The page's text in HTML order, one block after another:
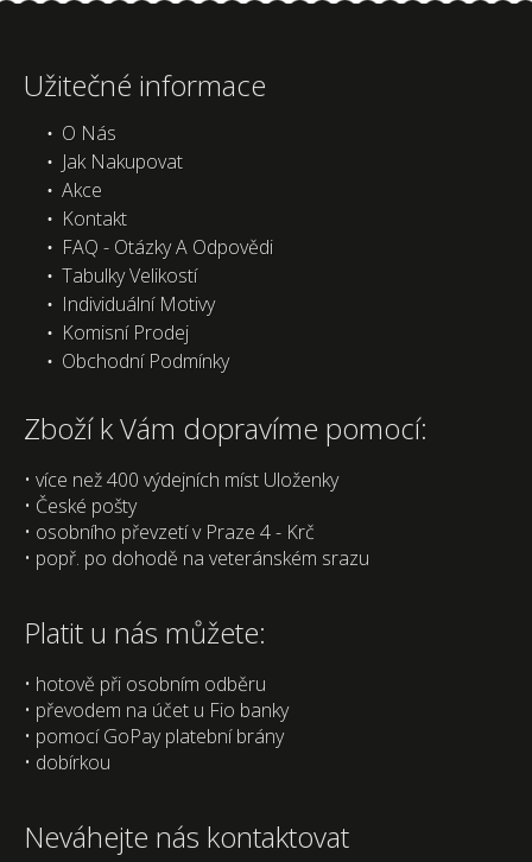
Užitečné informace
O Nás
Jak Nakupovat
Akce
Kontakt
FAQ - Otázky A Odpovědi
Tabulky Velikostí
Individuální Motivy
Komisní Prodej
Obchodní Podmínky
Zboží k Vám dopravíme pomocí:
• více než 400 výdejních míst Uloženky
• České pošty
• osobního převzetí v Praze 4 - Krč
• popř. po dohodě na veteránském srazu
Platit u nás můžete:
• hotově při osobním odběru
• převodem na účet u Fio banky
• pomocí GoPay platební brány
• dobírkou
Neváhejte nás kontaktovat